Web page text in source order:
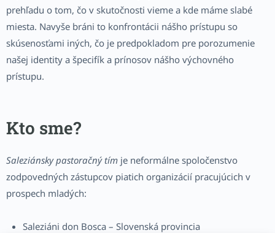
prehľadu o tom, čo v skutočnosti vieme a kde máme slabé
miesta. Navyše bráni to konfrontácii nášho prístupu so
skúsenosťami iných, čo je predpokladom pre porozumenie
našej identity a špecifík a prínosov nášho výchovného
prístupu.
Kto sme?
Saleziánsky pastoračný tím je neformálne spoločenstvo
zodpovedných zástupcov piatich organizácií pracujúcich v
prospech mladých:
Saleziáni don Bosca – Slovenská provincia